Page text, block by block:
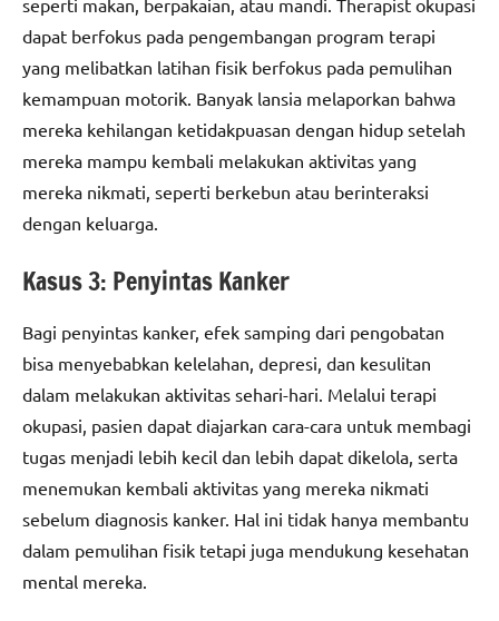
dapat berfokus pada pengembangan program terapi
yang melibatkan latihan fisik berfokus pada pemulihan
kemampuan motorik. Banyak lansia melaporkan bahwa
mereka kehilangan ketidakpuasan dengan hidup setelah
mereka mampu kembali melakukan aktivitas yang
mereka nikmati, seperti berkebun atau berinteraksi
dengan keluarga.
Kasus 3: Penyintas Kanker
Bagi penyintas kanker, efek samping dari pengobatan
bisa menyebabkan kelelahan, depresi, dan kesulitan
dalam melakukan aktivitas sehari-hari. Melalui terapi
okupasi, pasien dapat diajarkan cara-cara untuk membagi
tugas menjadi lebih kecil dan lebih dapat dikelola, serta
menemukan kembali aktivitas yang mereka nikmati
sebelum diagnosis kanker. Hal ini tidak hanya membantu
dalam pemulihan fisik tetapi juga mendukung kesehatan
mental mereka.